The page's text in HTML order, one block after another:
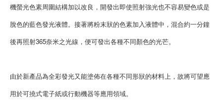
機螢光色素周圍結構加以改良，開發出即使照射強光也不容易變色或是
脫色的藍色發光液體。 接著將粉末狀的色素加入液體中，混合約一分鐘
後再照射365奈米之光線，便可發出各種不同顏色的光芒。
由於新產品為全彩發光又能塗佈在各種不同形狀的材料上，故將可望應
用於可撓式電子紙或行動機器等應用領域。